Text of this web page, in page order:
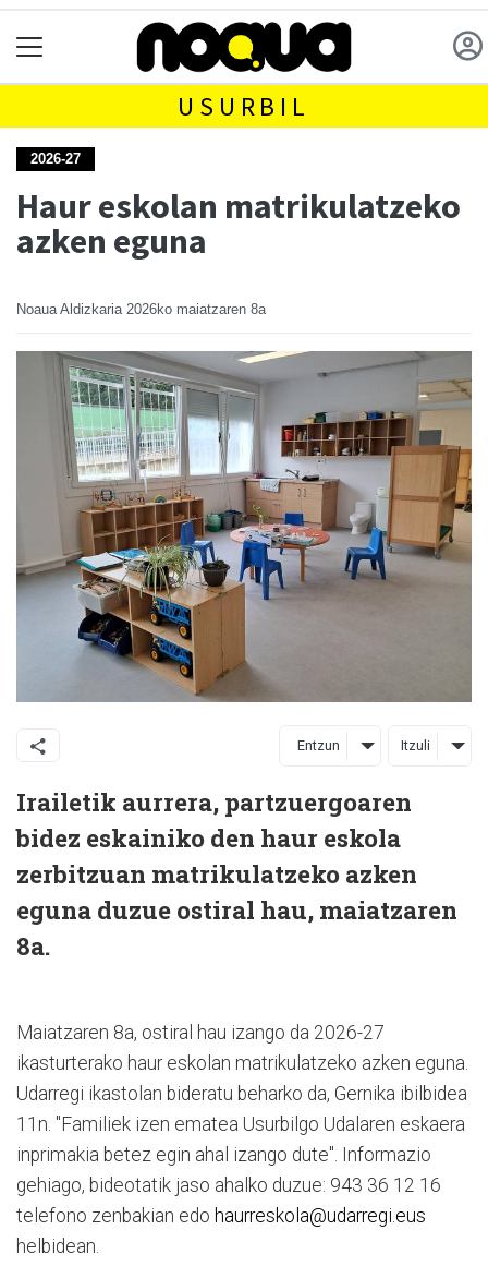
USURBIL
2026-27
Haur eskolan matrikulatzeko
azken eguna
Noaua Aldizkaria 2026ko maiatzaren 8a
Entzun Itzuli
Irailetik aurrera, partzuergoaren
bidez eskainiko den haur eskola
zerbitzuan matrikulatzeko azken
eguna duzue ostiral hau, maiatzaren
8a.
Maiatzaren 8a, ostiral hau izango da 2026-27
ikasturterako haur eskolan matrikulatzeko azken eguna.
Udarregi ikastolan bideratu beharko da, Gernika ibilbidea
11n. "Familiek izen ematea Usurbilgo Udalaren eskaera
inprimakia betez egin ahal izango dute". Informazio
gehiago, bideotatik jaso ahalko duzue: 943 36 12 16
telefono zenbakian edo haurreskola@udarregi.eus
helbidean.